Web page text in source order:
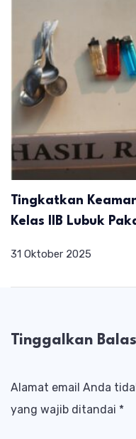
Tingkatkan
Kelas IIB Lubuk
31 Oktober 2025
Tinggalkan
Alamat email Anda
yang wajib ditandai *